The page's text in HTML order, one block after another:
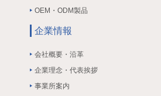
OEM・ODM製品
企業情報
会社概要・沿革
企業理念・代表挨拶
事業所案内